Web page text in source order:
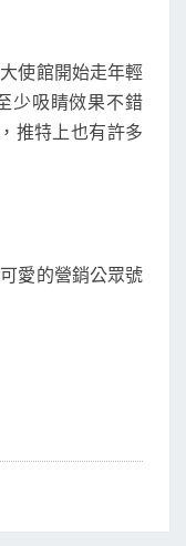
使館開始走年輕
少吸睛傚果不錯
推特上也有許多
愛的營銷公眾號